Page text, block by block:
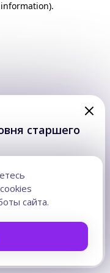
.
старшего
готового
практики
для клиентов,
сайта.